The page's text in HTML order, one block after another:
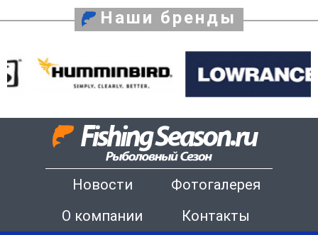
Наши бренды
Новости
Фотогалерея
О компании
Контакты